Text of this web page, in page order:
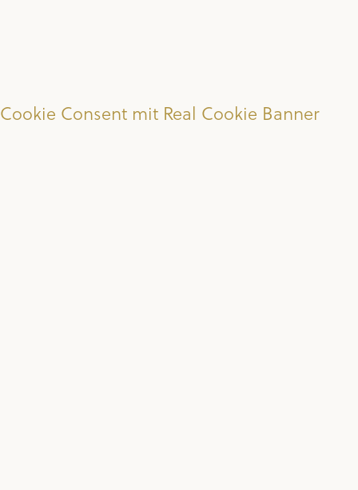
Cookie Consent mit Real Cookie Banner